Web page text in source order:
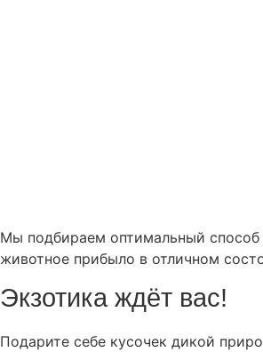
Мы подбираем оптимальный способ
животное прибыло в отличном
Экзотика ждёт вас!
Подарите себе кусочек дикой